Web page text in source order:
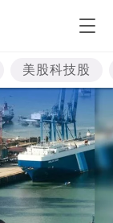
美股科技股